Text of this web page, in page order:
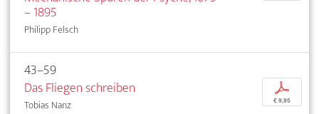
– 1895
Philipp Felsch
43–59
Das Fliegen schreiben
Tobias Nanz
p
€ 9,95